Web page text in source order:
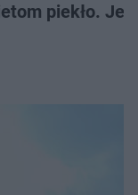
piekło.